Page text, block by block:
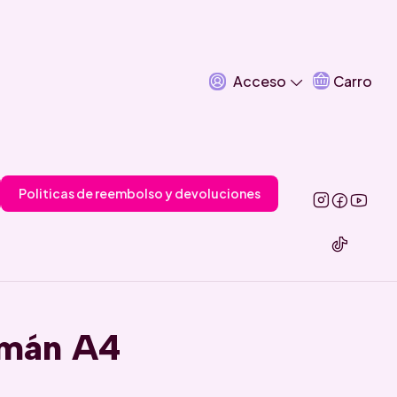
Acceso Carro
Politicas de reembolso y devoluciones
A4